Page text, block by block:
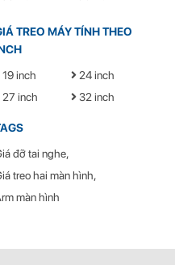
840mm
2600 x 735mm
200 x 440mm
450mm
75 x 75, 100 x 100 (mm)
537 x 975 x 205 (mm)
17kg
11kg
TREO MÁY TÍNH THEO
19 inch
24 inch
27 inch
32 inch
đỡ tai nghe
treo hai màn hình
màn hình